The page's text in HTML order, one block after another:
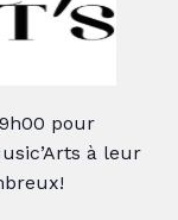
pour
à leur